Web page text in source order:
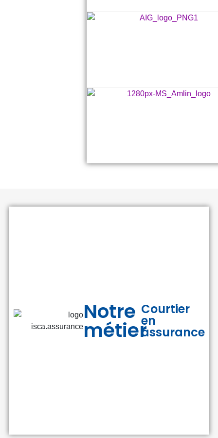
Notre
métier
Courtier
en
assurance